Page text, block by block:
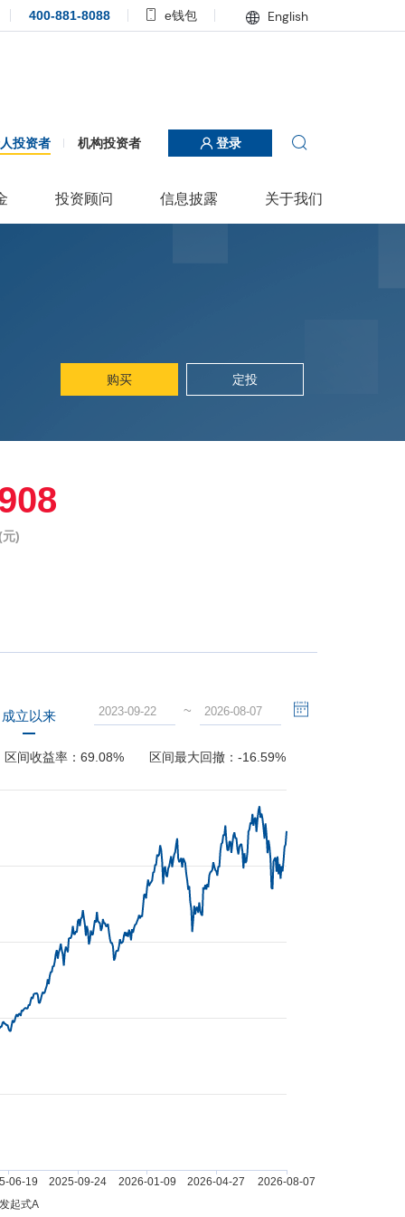
400-881-8088 e钱包 English
投资者 机构投资者 登录
投资顾问 信息披露 关于我们
购买 定投
元)
成立以来 ~
区间收益率：69.08% 区间最大回撤：-16.59%